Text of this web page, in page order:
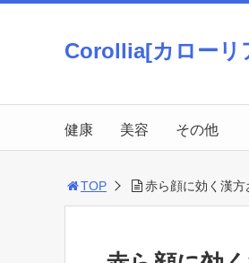
Corollia[カローリ
健康 美容 その他
TOP 赤ら顔に効く漢方